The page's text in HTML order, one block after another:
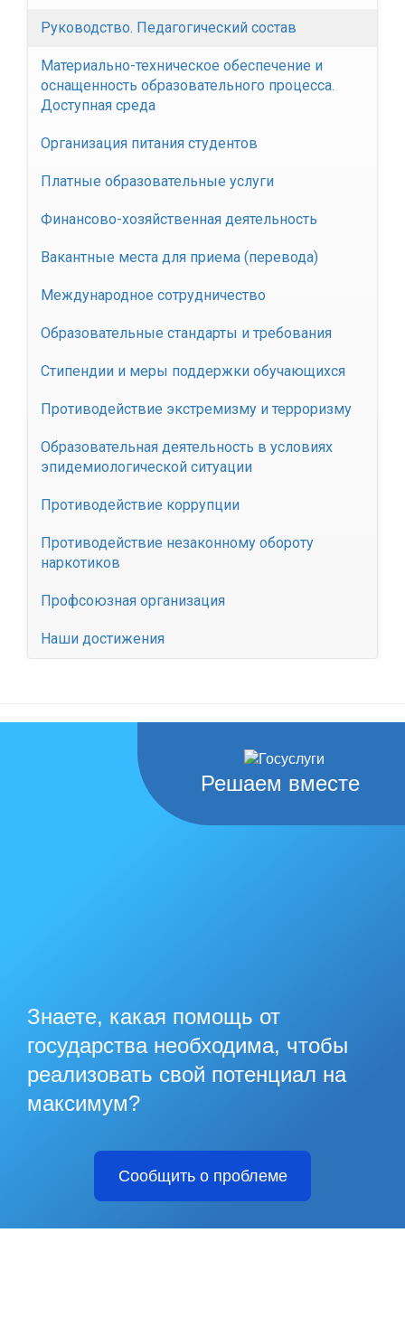
Руководство. Педагогический состав
Материально-техническое обеспечение и
оснащенность образовательного процесса.
Доступная среда
Организация питания студентов
Платные образовательные услуги
Финансово-хозяйственная деятельность
Вакантные места для приема (перевода)
Международное сотрудничество
Образовательные стандарты и требования
Стипендии и меры поддержки обучающихся
Противодействие экстремизму и терроризму
Образовательная деятельность в условиях
эпидемиологической ситуации
Противодействие коррупции
Противодействие незаконному обороту
наркотиков
Профсоюзная организация
Наши достижения
Решаем вместе
Знаете, какая помощь от
государства необходима, чтобы
реализовать свой потенциал на
максимум?
Сообщить о проблеме